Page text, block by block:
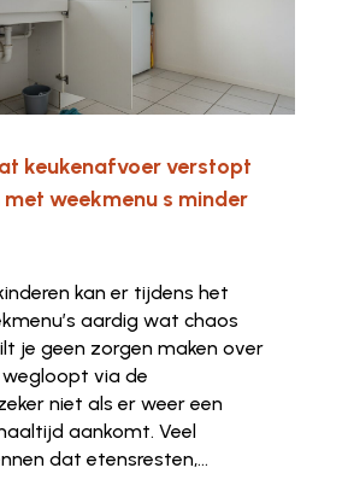
keukenafvoer verstopt
weekmenu s minder
kan er tijdens het
aardig wat chaos
je geen zorgen maken over
via de
niet als er weer een
aankomt. Veel
dat etensresten,...